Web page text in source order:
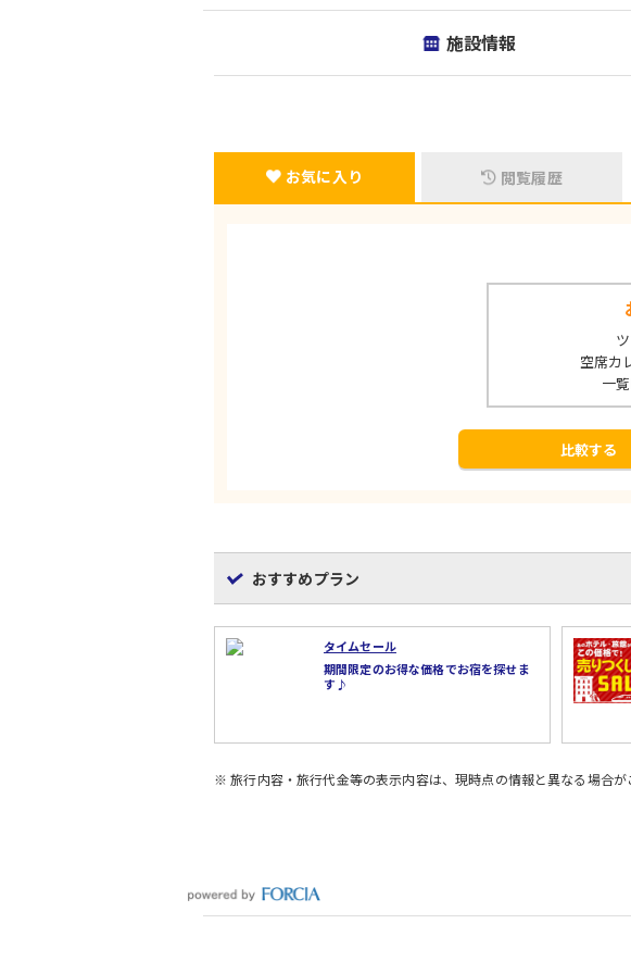
施設情報
お気に入り 閲覧履歴
空席カ
一
比較する
おすすめプラン
タイムセール
期間限定のお得な価格でお宿を探せま
す♪
※ 旅行内容・旅行代金等の表示内容は、現時点の情報と異なる場合が